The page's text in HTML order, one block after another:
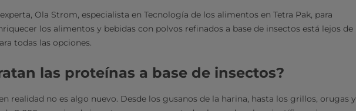
Ola Strom, especialista en Tecnología de los alimentos en Tetra Pak, para
los alimentos y bebidas con polvos refinados a base de insectos está lejos de
todas las opciones.
las proteínas a base de insectos?
realidad no es algo nuevo. Desde los gusanos de la harina, hasta los grillos, orugas y